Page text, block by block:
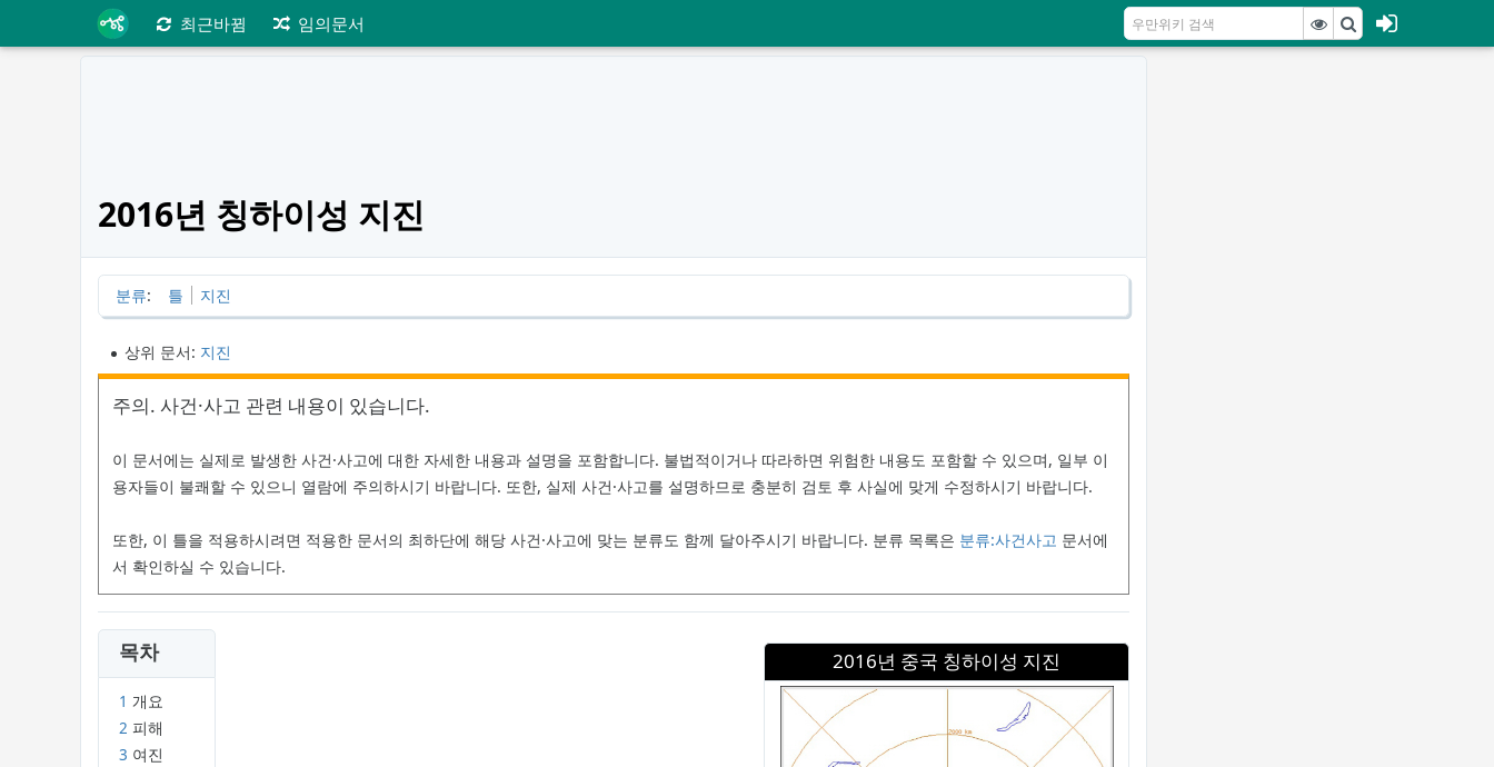
최근바뀜 임의문서
2016년 칭하이성 지진
분류: 틀 지진
상위 문서: 지진
주의. 사건·사고 관련 내용이 있습니다.
이 문서에는 실제로 발생한 사건·사고에 대한 자세한 내용과 설명을 포함합니다. 불법적이거나 따라하면 위험한 내용도 포함할 수 있으며, 일부 이
용자들이 불쾌할 수 있으니 열람에 주의하시기 바랍니다. 또한, 실제 사건·사고를 설명하므로 충분히 검토 후 사실에 맞게 수정하시기 바랍니다.
또한, 이 틀을 적용하시려면 적용한 문서의 최하단에 해당 사건·사고에 맞는 분류도 함께 달아주시기 바랍니다. 분류 목록은 분류:사건사고 문서에
서 확인하실 수 있습니다.
2016년 중국 칭하이성 지진
목차
1 개요
2 피해
3 여진